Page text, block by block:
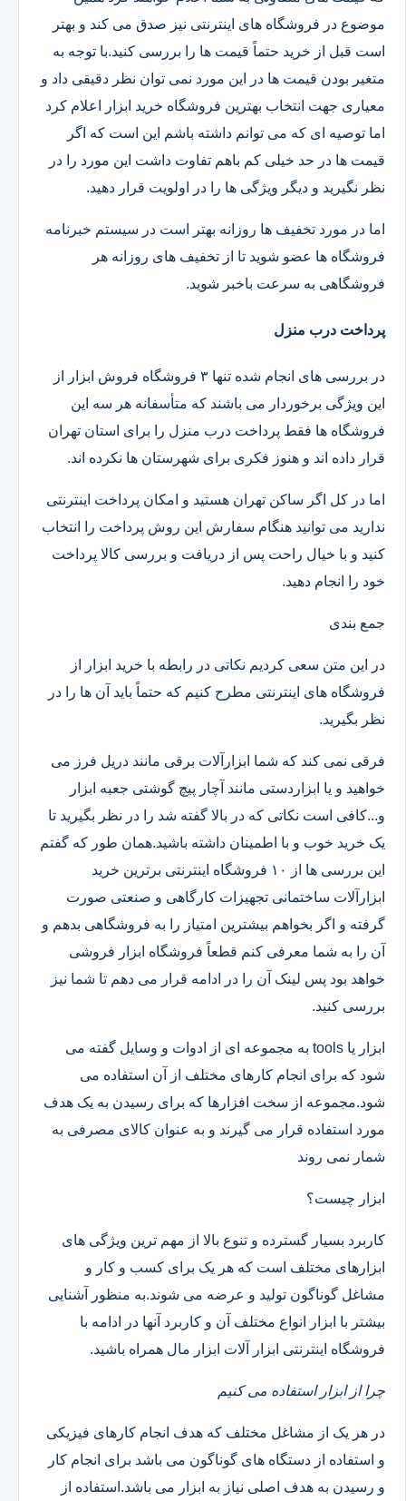
موضوع در فروشگاه های اینترنتی نیز صدق می کند و بهتر
است قبل از خرید حتماً قیمت ها را بررسی کنید.با توجه به
متغیر بودن قیمت ها در این مورد نمی توان نظر دقیقی داد و
معیاری جهت انتخاب بهترین فروشگاه خرید ابزار اعلام کرد
اما توصیه ای که می توانم داشته باشم این است که اگر
قیمت ها در حد خیلی کم باهم تفاوت داشت این مورد را در
نظر نگیرید و دیگر ویژگی ها را در اولویت قرار دهید.
اما در مورد تخفیف ها روزانه بهتر است در سیستم خبرنامه
فروشگاه ها عضو شوید تا از تخفیف های روزانه هر
فروشگاهی به سرعت باخبر شوید.
پرداخت درب منزل
در بررسی های انجام شده تنها ۳ فروشگاه فروش ابزار از
این ویژگی برخوردار می باشند که متأسفانه هر سه این
فروشگاه ها فقط پرداخت درب منزل را برای استان تهران
قرار داده اند و هنوز فکری برای شهرستان ها نکرده اند.
اما در کل اگر ساکن تهران هستید و امکان پرداخت اینترنتی
ندارید می توانید هنگام سفارش این روش پرداخت را انتخاب
کنید و با خیال راحت پس از دریافت و بررسی کالا پرداخت
خود را انجام دهید.
جمع بندی
در این متن سعی کردیم نکاتی در رابطه با خرید ابزار از
فروشگاه های اینترنتی مطرح کنیم که حتماً باید آن ها را در
نظر بگیرید.
فرقی نمی کند که شما ابزارآلات برقی مانند دریل فرز می
خواهید و یا ابزاردستی مانند آچار پیچ گوشتی جعبه ابزار
و...کافی است نکاتی که در بالا گفته شد را در نظر بگیرید تا
یک خرید خوب و با اطمینان داشته باشید.همان طور که گفتم
این بررسی ها از ۱۰ فروشگاه اینترنتی برترین خرید
ابزارآلات ساختمانی تجهیزات کارگاهی و صنعتی صورت
گرفته و اگر بخواهم بیشترین امتیاز را به فروشگاهی بدهم و
آن را به شما معرفی کنم قطعاً فروشگاه ابزار فروشی
خواهد بود پس لینک آن را در ادامه قرار می دهم تا شما نیز
بررسی کنید.
ابزار یا tools به مجموعه ای از ادوات و وسایل گفته می
شود که برای انجام کارهای مختلف از آن استفاده می
شود.مجموعه از سخت افزارها که برای رسیدن به یک هدف
مورد استفاده قرار می گیرند و به عنوان کالای مصرفی به
شمار نمی روند
ابزار چیست؟
کاربرد بسیار گسترده و تنوع بالا از مهم ترین ویژگی های
ابزارهای مختلف است که هر یک برای کسب و کار و
مشاغل گوناگون تولید و عرضه می شوند.به منظور آشنایی
بیشتر با ابزار انواع مختلف آن و کاربرد آنها در ادامه با
فروشگاه اینترنتی ابزار آلات ابزار مال همراه باشید.
چرا از ابزار استفاده می کنیم
در هر یک از مشاغل مختلف که هدف انجام کارهای فیزیکی
و استفاده از دستگاه های گوناگون می باشد برای انجام کار
و رسیدن به هدف اصلی نیاز به ابزار می باشد.استفاده از